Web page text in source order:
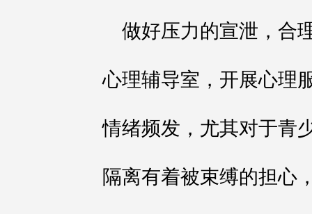
做好压力的宣泄，合
心理辅导室，开展心理
情绪频发，尤其对于青
隔离有着被束缚的担心